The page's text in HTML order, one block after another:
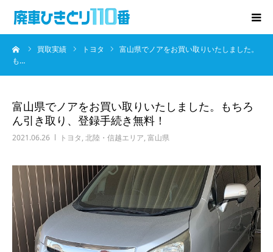
買取実績 トヨタ
富山県でノアをお買い取りいたしました。
も…
富山県でノアをお買い取りいたしました。もちろ
ん引き取り、登録手続き無料！
2021.06.26 トヨタ, 北陸・信越エリア, 富山県
廃車･事故車の買取
無料査定
お知らせ
会社概要